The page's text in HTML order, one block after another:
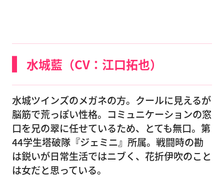
水城藍（CV：江口拓也）
水城ツインズのメガネの方。クールに見えるが
脳筋で荒っぽい性格。コミュニケーションの窓
口を兄の翠に任せているため、とても無口。第
44学生塔破隊『ジェミニ』所属。戦闘時の勘
は鋭いが日常生活ではニブく、花折伊吹のこと
は女だと思っている。